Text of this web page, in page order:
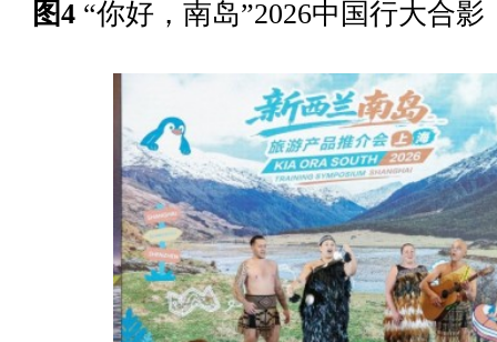
图4 “你好，南岛”2026中国行大合影